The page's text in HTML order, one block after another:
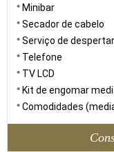
Minibar
Secador de cabelo
Serviço de despertar
Telefone
TV LCD
Kit de engomar
Comodidades